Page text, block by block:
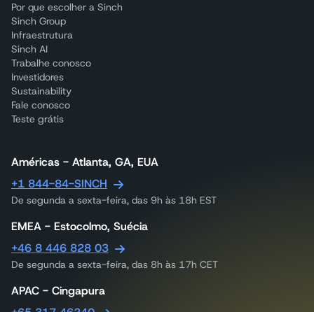
Por que escolher a Sinch
Sinch Group
Infraestrutura
Sinch AI
Trabalhe conosco
Investidores
Sustainability
Fale conosco
Teste grátis
Américas - Atlanta, GA, EUA
+1 844-84-SINCH
De segunda a sexta-feira, das 9h às 18h EST
EMEA - Estocolmo, Suécia
+46 8 446 828 03
De segunda a sexta-feira, das 8h às 17h CET
APAC - Cingapura